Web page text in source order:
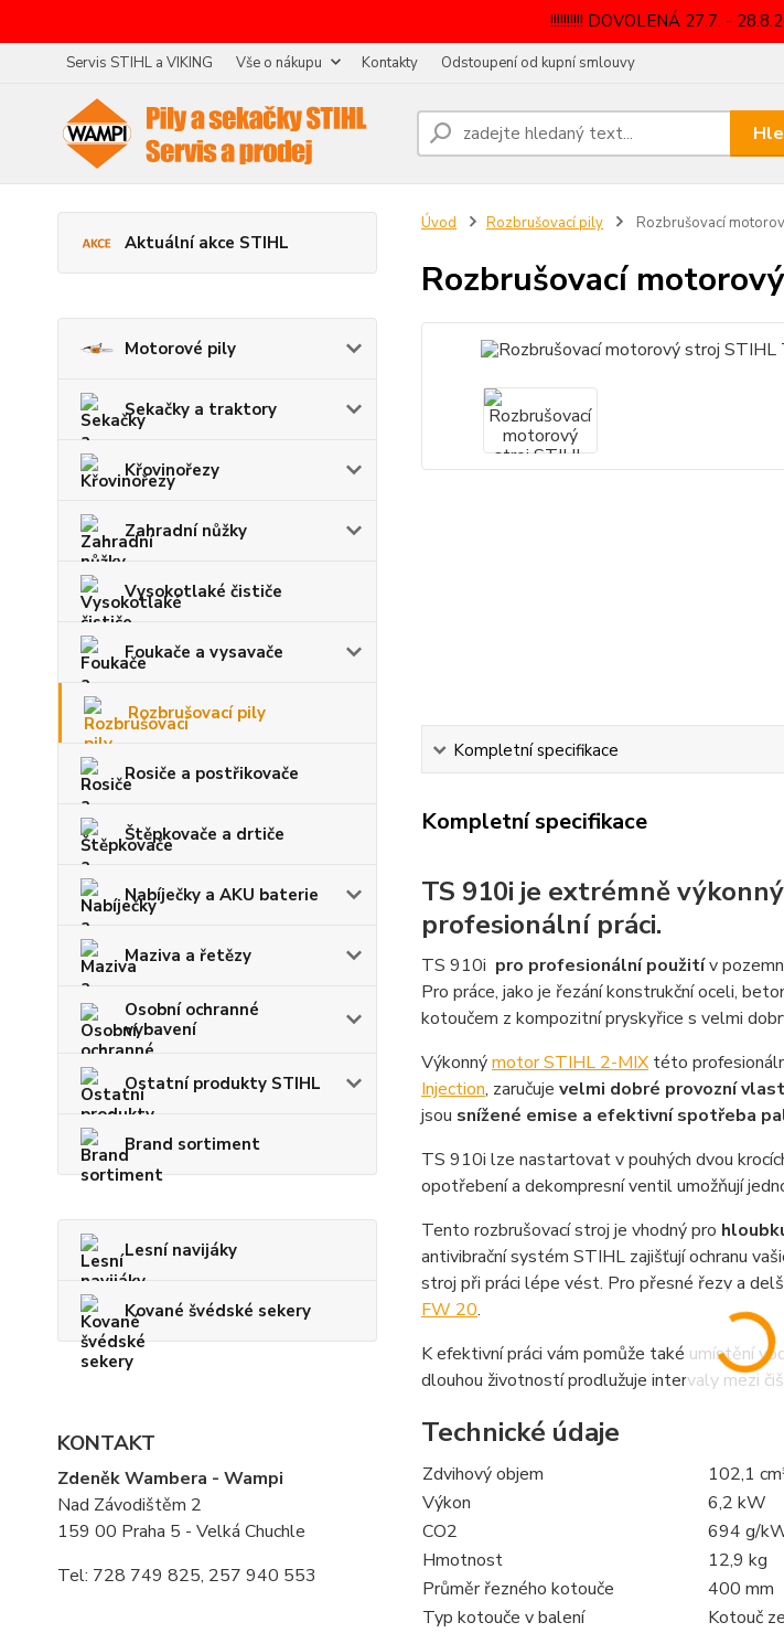
!!!!!!!!!! DOVOLENÁ 27.7. -
Servis STIHL a VIKING Vše o nákupu Kontakty Odstoupení od kupní smlouvy
Aktuální akce STIHL
Motorové pily
Sekačky a traktory
Křovinořezy
Zahradní nůžky
Vysokotlaké čističe
Foukače a vysavače
Rozbrušovací pily
Rosiče a postřikovače
Štěpkovače a drtiče
Nabíječky a AKU baterie
Maziva a řetězy
Osobní ochranné
vybavení
Ostatní produkty STIHL
Brand sortiment
Lesní navijáky
Kované švédské sekery
KONTAKT
Zdeněk Wambera - Wampi
Nad Závodištěm 2
159 00 Praha 5 - Velká Chuchle
Tel: 728 749 825, 257 940 553
Úvod Rozbrušovací pily Rozbrušovací
Rozbrušovací
Kompletní specifikace
Kompletní specifikace
TS 910i je extrémně
profesionální práci.
TS 910i pro profesionální použitív
Pro práce, jako je řezání konstrukční oceli,
kotoučem z kompozitní pryskyřice s velmi
Výkonnýmotor STIHL 2-MIXtéto
Injection, zaručuje velmi dobré provozní
jsou snížené emise a efektivní spotřeba
TS 910i lze nastartovat v pouhých dvou
opotřebení a dekompresní ventil umožňují
Tento rozbrušovací stroj je vhodný pro
antivibrační systém STIHL zajišťují ochranu
stroj při práci lépe vést. Pro přesné řezy a
FW 20.
K efektivní práci vám pomůže také umístění
dlouhou životností prodlužuje intervaly mezi
Technické údaje
Zdvihový objem
102,1
Výkon
6,2 kW
CO2
694 g/
Hmotnost
12,9 kg
Průměr řezného kotouče
400 mm
Typ kotouče v balení
Kotouč